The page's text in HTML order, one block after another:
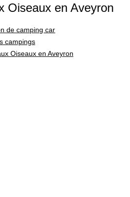
Oiseaux en Aveyron
de camping car
campings
Oiseaux en Aveyron